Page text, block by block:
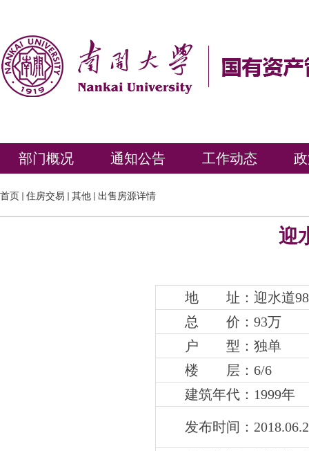
部门概况 通知公告 工作动态
首页 住房交易 其他 出售房源详情
迎
地 址：迎水道98
总 价：93万
户 型：独单
楼 层：6/6
建筑年代：1999年
发布时间：